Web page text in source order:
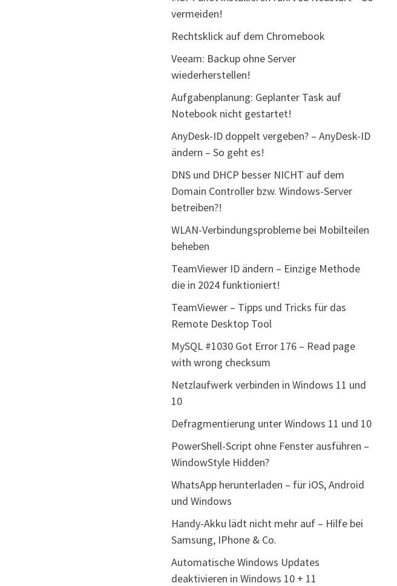
vermeiden!
Rechtsklick auf dem Chromebook
Veeam: Backup ohne Server
wiederherstellen!
Aufgabenplanung: Geplanter Task auf
Notebook nicht gestartet!
AnyDesk-ID doppelt vergeben? – AnyDesk-ID
ändern – So geht es!
DNS und DHCP besser NICHT auf dem
Domain Controller bzw. Windows-Server
betreiben?!
WLAN-Verbindungsprobleme bei Mobilteilen
beheben
TeamViewer ID ändern – Einzige Methode
die in 2024 funktioniert!
TeamViewer – Tipps und Tricks für das
Remote Desktop Tool
MySQL #1030 Got Error 176 – Read page
with wrong checksum
Netzlaufwerk verbinden in Windows 11 und
10
Defragmentierung unter Windows 11 und 10
PowerShell-Script ohne Fenster ausführen –
WindowStyle Hidden?
WhatsApp herunterladen – für iOS, Android
und Windows
Handy-Akku lädt nicht mehr auf – Hilfe bei
Samsung, IPhone & Co.
Automatische Windows Updates
deaktivieren in Windows 10 + 11